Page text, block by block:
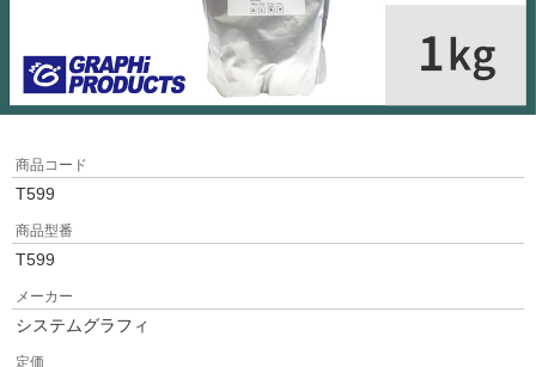
商品コード
T599
商品型番
T599
メーカー
システムグラフィ
定価